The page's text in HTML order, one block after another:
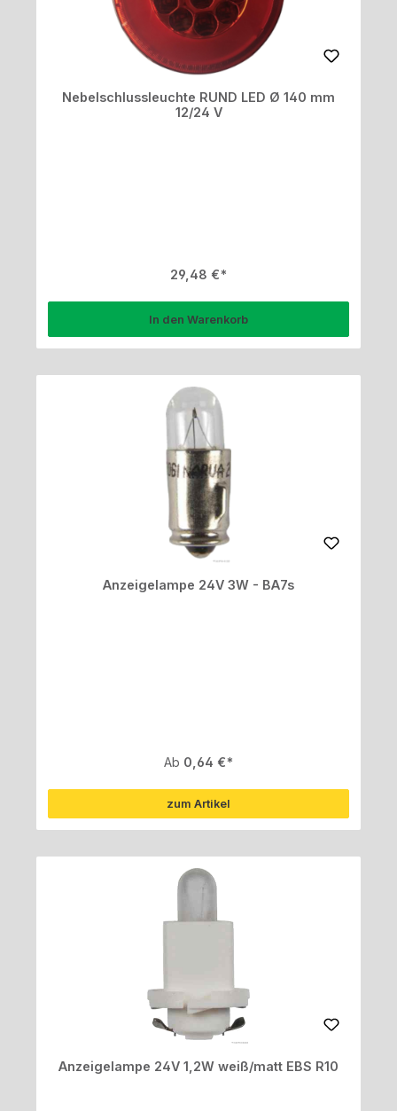
Nebelschlussleuchte RUND LED Ø 140 mm
12/24 V
Regulärer Preis:
29,48 €
In den Warenkorb
Anzeigelampe 24V 3W - BA7s
Regulärer Preis:
Ab 0,64 €
zum Artikel
Anzeigelampe 24V 1,2W weiß/matt EBS R10